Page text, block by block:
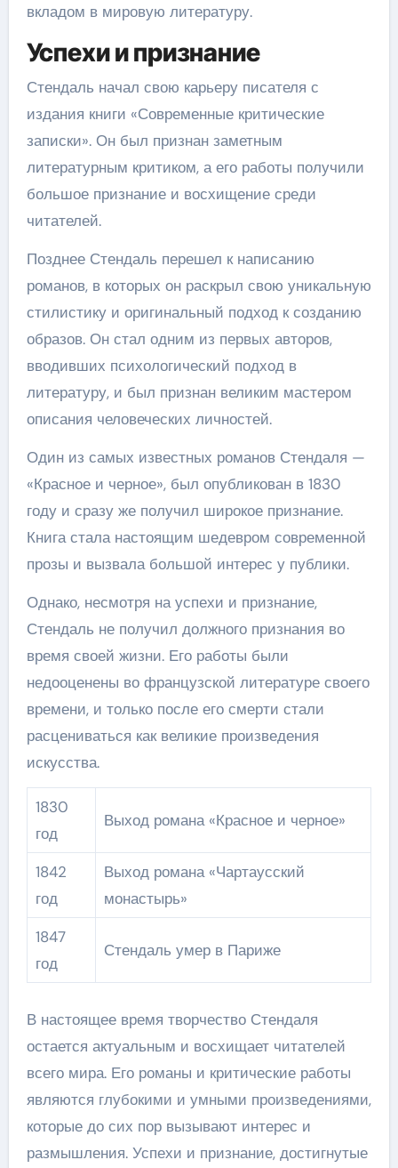
вкладом в мировую литературу.
Успехи и признание
Стендаль начал свою карьеру писателя с
издания книги «Современные критические
записки». Он был признан заметным
литературным критиком, а его работы получили
большое признание и восхищение среди
читателей.
Позднее Стендаль перешел к написанию
романов, в которых он раскрыл свою уникальную
стилистику и оригинальный подход к созданию
образов. Он стал одним из первых авторов,
вводивших психологический подход в
литературу, и был признан великим мастером
описания человеческих личностей.
Один из самых известных романов Стендаля —
«Красное и черное», был опубликован в 1830
году и сразу же получил широкое признание.
Книга стала настоящим шедевром современной
прозы и вызвала большой интерес у публики.
Однако, несмотря на успехи и признание,
Стендаль не получил должного признания во
время своей жизни. Его работы были
недооценены во французской литературе своего
времени, и только после его смерти стали
расцениваться как великие произведения
искусства.
1830
год
Выход романа «Красное и черное»
1842
год
Выход романа «Чартаусский
монастырь»
1847
год
Стендаль умер в Париже
В настоящее время творчество Стендаля
остается актуальным и восхищает читателей
всего мира. Его романы и критические работы
являются глубокими и умными произведениями,
которые до сих пор вызывают интерес и
размышления. Успехи и признание, достигнутые